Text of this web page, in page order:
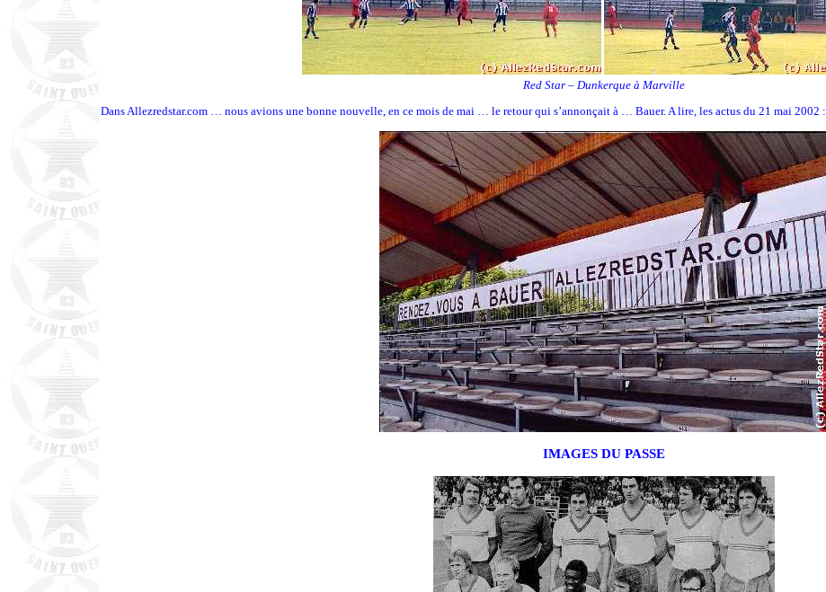
Red Star – Dunkerque à Marville
Dans Allezredstar.com … nous avions une bonne nouvelle, en ce mois de mai … le retour qui s’annonçait à … Bauer. A lire, les actus du 21 mai 2002 :
IMAGES DU PASSE